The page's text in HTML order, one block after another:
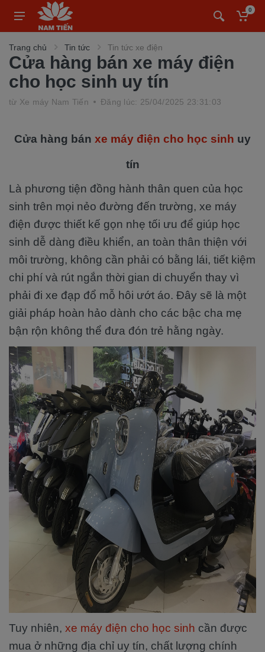
0
Trang chủ Tin tức Tin tức xe điện
Cửa hàng bán xe máy điện
cho học sinh uy tín
từ Xe máy Nam Tiến Đăng lúc: 25/04/2025 23:31:03
Cửa hàng bán xe máy điện cho học sinh uy
tín
Là phương tiện đồng hành thân quen của học
sinh trên mọi nẻo đường đến trường, xe máy
điện được thiết kế gọn nhẹ tối ưu để giúp học
sinh dễ dàng điều khiển, an toàn thân thiện với
môi trường, không cần phải có bằng lái, tiết kiệm
chi phí và rút ngắn thời gian di chuyển thay vì
phải đi xe đạp đổ mỗ hôi ướt áo. Đây sẽ là một
giải pháp hoàn hảo dành cho các bậc cha mẹ
bận rộn không thể đưa đón trẻ hằng ngày.
Tuy nhiên, xe máy điện cho học sinh cần được
mua ở những địa chỉ uy tín, chất lượng chính